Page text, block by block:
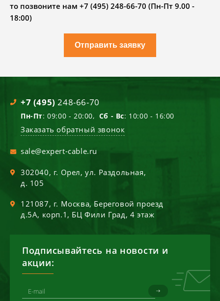
то позвоните нам +7 (495) 248-66-70 (Пн-Пт 9.00 -
18:00)
Отправить заявку
+7 (495) 248-66-70
Пн-Пт: 09:00 - 20:00, Сб - Вс: 10:00 - 16:00
Заказать обратный звонок
sale@expert-cable.ru
302040, г. Орел,ул. Раздольная,
д. 105
121087, г. Москва, Береговой проезд
д.5А, корп.1, БЦ Фили Град, 4 этаж
Подписывайтесь на новости и
акции: